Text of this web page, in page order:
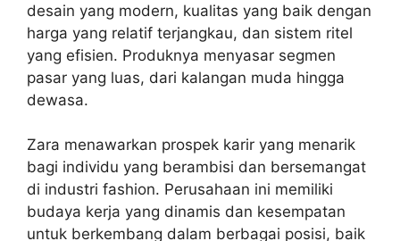
desain yang modern, kualitas yang baik dengan
harga yang relatif terjangkau, dan sistem ritel
yang efisien. Produknya menyasar segmen
pasar yang luas, dari kalangan muda hingga
dewasa.
Zara menawarkan prospek karir yang menarik
bagi individu yang berambisi dan bersemangat
di industri fashion. Perusahaan ini memiliki
budaya kerja yang dinamis dan kesempatan
untuk berkembang dalam berbagai posisi, baik